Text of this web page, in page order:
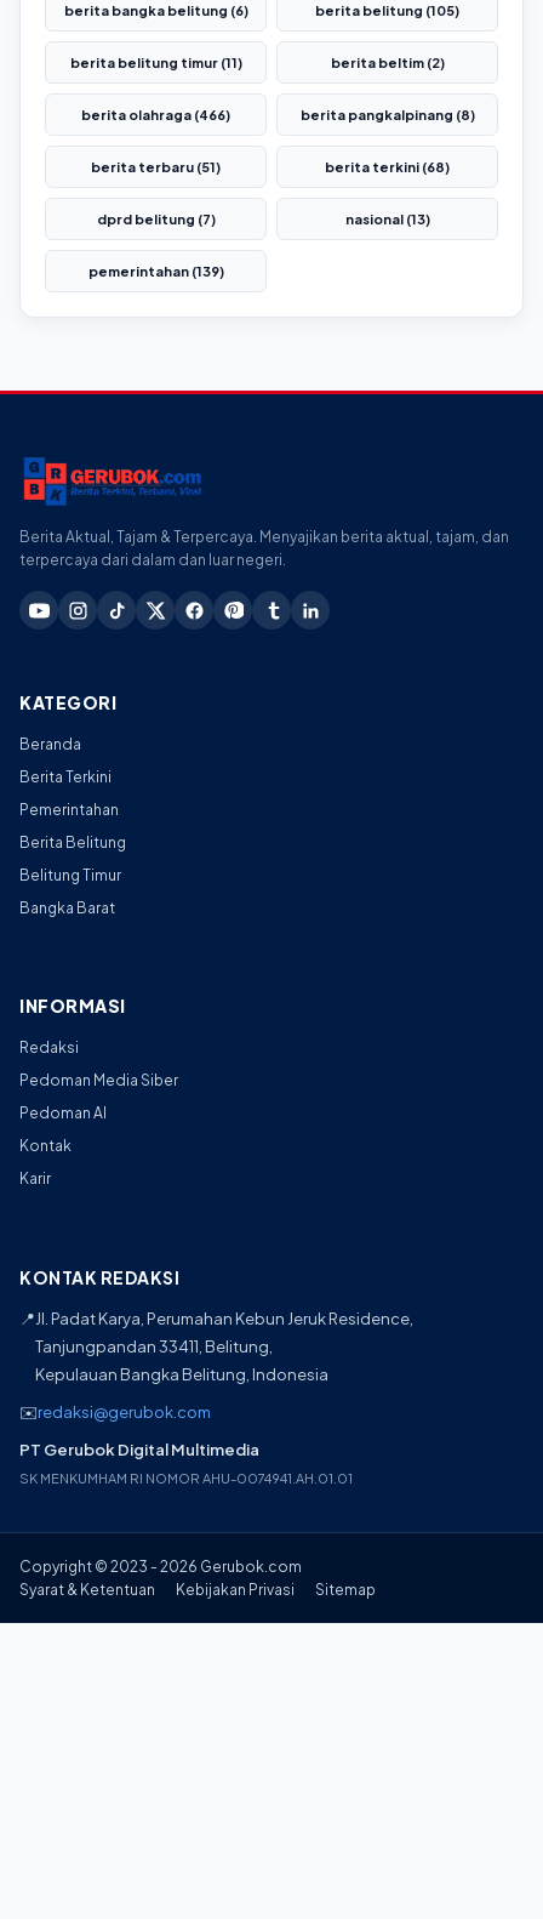
berita bangka belitung (6) berita belitung (105)
berita belitung timur (11) berita beltim (2)
berita olahraga (466) berita pangkalpinang (8)
berita terbaru (51) berita terkini (68)
dprd belitung (7) nasional (13)
pemerintahan (139)
Berita Aktual, Tajam & Terpercaya. Menyajikan berita aktual, tajam, dan
terpercaya dari dalam dan luar negeri.
KATEGORI
Beranda
Berita Terkini
Pemerintahan
Berita Belitung
Belitung Timur
Bangka Barat
INFORMASI
Redaksi
Pedoman Media Siber
Pedoman AI
Kontak
Karir
KONTAK REDAKSI
📍Jl. Padat Karya, Perumahan Kebun Jeruk Residence,
Tanjungpandan 33411, Belitung,
Kepulauan Bangka Belitung, Indonesia
✉️redaksi@gerubok.com
PT Gerubok Digital Multimedia
SK MENKUMHAM RI NOMOR AHU-0074941.AH.01.01
Copyright © 2023 - 2026 Gerubok.com
Syarat & Ketentuan
Kebijakan Privasi Sitemap